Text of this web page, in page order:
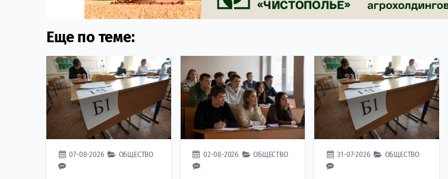
Еще по теме:
07-08-2026 ОБЩЕСТВО 02-08-2026 ОБЩЕСТВО 31-07-2026 ОБЩЕСТВО